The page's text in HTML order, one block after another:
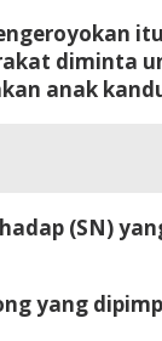
diminta
anak
(SN)
yang